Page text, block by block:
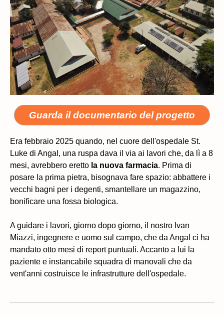
Guarda il documentario del progetto
Era febbraio 2025 quando, nel cuore dell'ospedale St.
Luke di Angal, una ruspa dava il via ai lavori che, da lì a 8
mesi, avrebbero eretto la nuova farmacia. Prima di
posare la prima pietra, bisognava fare spazio: abbattere i
vecchi bagni per i degenti, smantellare un magazzino,
bonificare una fossa biologica.
A guidare i lavori, giorno dopo giorno, il nostro Ivan
Miazzi, ingegnere e uomo sul campo, che da Angal ci ha
mandato otto mesi di report puntuali. Accanto a lui la
paziente e instancabile squadra di manovali che da
vent'anni costruisce le infrastrutture dell'ospedale.